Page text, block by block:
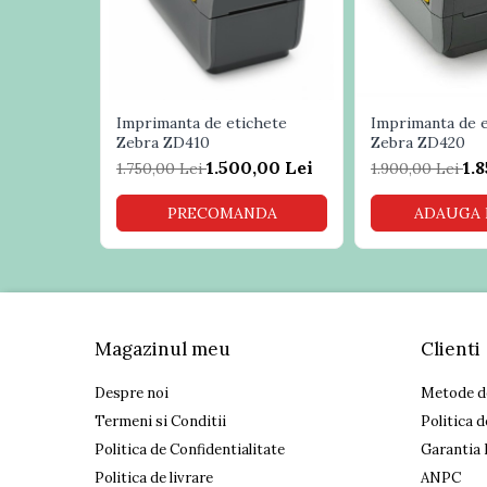
Sisteme POS Refurbished
Sisteme Supraveghere Video si
Sisteme Antiefractie
Sisteme Supraveghere Video
Sisteme acces control si Pontaj
alimentare
Pachetul
cablu USB
adaptor
Altele
limbaje de programare: ZPL
LCD user interface
Dimensiuni
193x191x254 mm (WxHxD)
Greutate
2.2 Kg
de operare
umiditate: 5% - 95%
Imprimanta de etichete
Zebra ZD410
1.750,00 Lei1.500,00 Lei
PRECOMANDA
Imprimanta de
Zebra ZD420
1.900,00 Lei
ADAUGA
Magazinul meu
Despre noi
Termeni si Conditii
Politica de Confidentialitate
Politica de livrare
Clienti
Metode
Politica
Garantia
ANPC